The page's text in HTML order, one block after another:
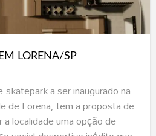
LORENA/SP
a ser inaugurado na
de Lorena, tem a proposta de
a localidade uma opção de